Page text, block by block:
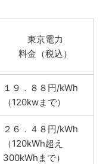
東京電力
料金（税込）
１９．８８円/kWh
（120kwまで）
２６．４８円/kWh
（120kWh超え
300kWhまで）